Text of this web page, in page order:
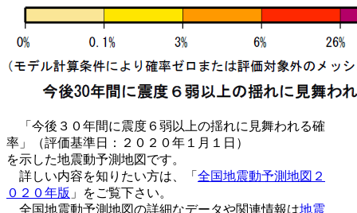
「今後３０年間に震度６弱以上の揺れに見舞われる確
率」（評価基準日：２０２０年１月１日）
を示した地震動予測地図です。
詳しい内容を知りたい方は、「 全国地震動予測地図２
０２０年版 」をご覧下さい。
全国地震動予測地図の詳細なデータや関連情報は地震